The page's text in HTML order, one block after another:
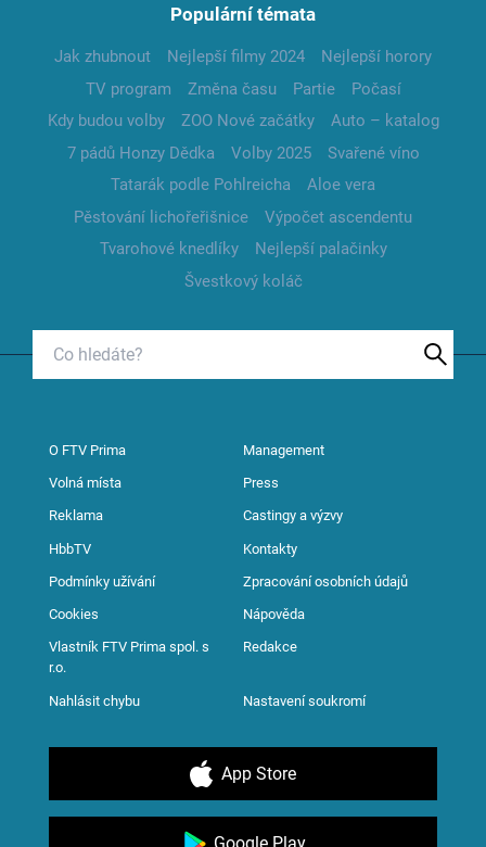
Populární témata
Jak zhubnout Nejlepší filmy 2024
Nejlepší horory
TV program
Změna času Partie
Počasí
Kdy budou volby
ZOO Nové začátky
Auto – katalog
7 pádů Honzy Dědka
Volby 2025
Svařené víno
Tatarák podle Pohlreicha
Aloe vera
Pěstování lichořeřišnice
Výpočet ascendentu
Tvarohové knedlíky
Nejlepší palačinky
Švestkový koláč
O FTV Prima Management
Volná místa Press
Reklama Castingy a výzvy
HbbTV Kontakty
Podmínky užívání Zpracování osobních údajů
Cookies Nápověda
Vlastník FTV Prima spol. s
r.o.
Redakce
Nahlásit chybu Nastavení soukromí
App Store